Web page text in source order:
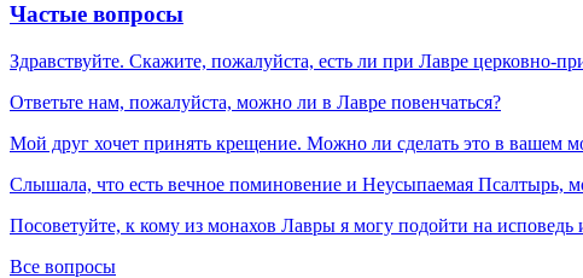
Частые вопросы
Здравствуйте. Скажите, пожалуйста, есть ли при Лавре церковно-
Ответьте нам, пожалуйста, можно ли в Лавре повенчаться?
Мой друг хочет принять крещение. Можно ли сделать это в вашем
Слышала, что есть вечное поминовение и Неусыпаемая Псалтырь,
Посоветуйте, к кому из монахов Лавры я могу подойти на
Все вопросы